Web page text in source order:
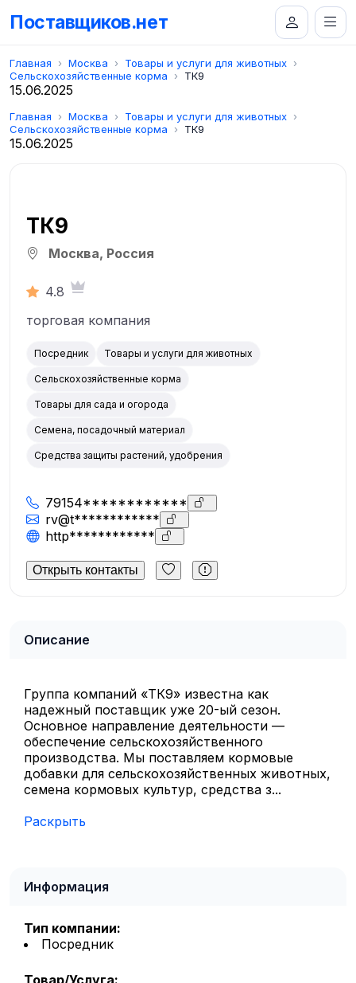
Поставщиков.нет
Главная Москва
Товары и услуги для животных
Сельскохозяйственные корма
ТК9
15.06.2025
Главная Москва
Товары и услуги для животных
Сельскохозяйственные корма
ТК9
15.06.2025
ТК9
Москва, Россия
4.8
торговая компания
Посредник Товары и услуги для животных
Сельскохозяйственные корма
Товары для сада и огорода
Семена, посадочный материал
Средства защиты растений, удобрения
79154************
rv@t************
http************
Открыть контакты
Описание
Группа компаний «ТК9» известна как
надежный поставщик уже 20-ый сезон.
Основное направление деятельности —
обеспечение сельскохозяйственного
производства. Мы поставляем кормовые
добавки для сельскохозяйственных животных,
семена кормовых культур, средства з...
Раскрыть
Информация
Тип компании:
Посредник
Товар/Услуга: